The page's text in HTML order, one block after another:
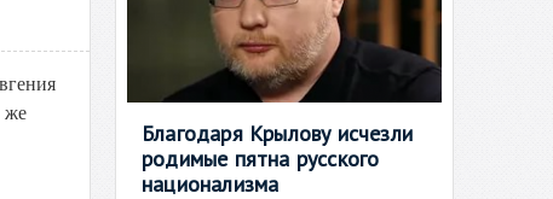
же
Благодаря Крылову исчезли
родимые пятна русского
национализма